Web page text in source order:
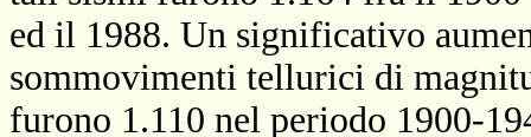
ed il 1988. Un significativo
sommovimenti tellurici di
furono 1.110 nel periodo 1900-